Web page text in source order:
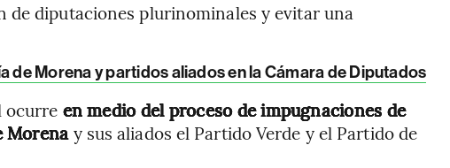
de diputaciones plurinominales y evitar una
de Morena y partidos aliados en la Cámara de Diputados
ocurre en medio del proceso de impugnaciones de
Morenay sus aliados el Partido Verde y el Partido de